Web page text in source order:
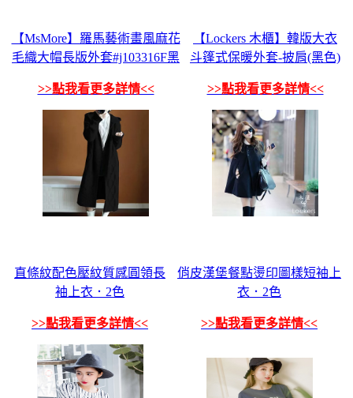
【MsMore】羅馬藝術畫風麻花
毛織大帽長版外套#j103316F黑
>>點我看更多詳情<<
【Lockers 木櫃】韓版大衣
斗篷式保暖外套-披肩(黑色)
>>點我看更多詳情<<
直條紋配色壓紋質感圓領長
袖上衣．2色
>>點我看更多詳情<<
俏皮漢堡餐點燙印圖樣短袖上
衣．2色
>>點我看更多詳情<<